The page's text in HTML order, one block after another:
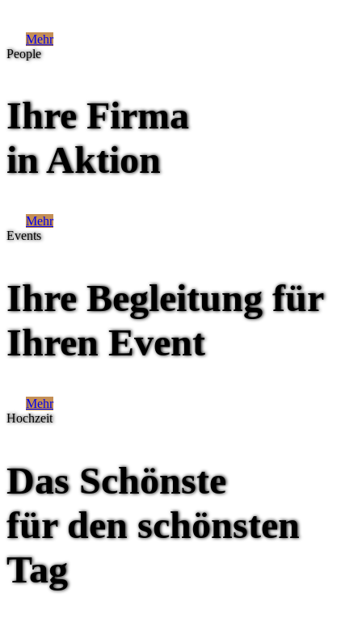
Mehr
People
Ihre Firma
in Aktion
Mehr
Events
Ihre Begleitung für
Ihren Event
Mehr
Hochzeit
Das Schönste
für den schönsten
Tag